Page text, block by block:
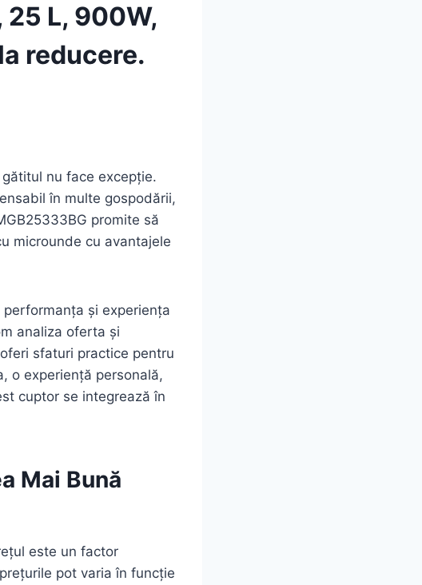
25 L, 900W,
reducere.
nu face excepție.
în multe gospodării,
promite să
microunde cu avantajele
și experiența
analiza oferta și
sfaturi practice pentru
o experiență personală,
cuptor se integrează în
Mai Bună
este un factor
pot varia în funcție